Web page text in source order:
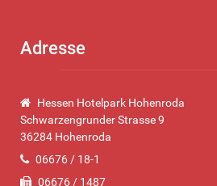
Adresse
Hessen Hotelpark Hohenroda
Schwarzengrunder Strasse 9
36284 Hohenroda
06676 / 18-1
06676 / 1487